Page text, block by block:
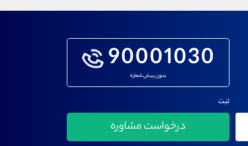
90001030
بدون پیش شماره
ثبت